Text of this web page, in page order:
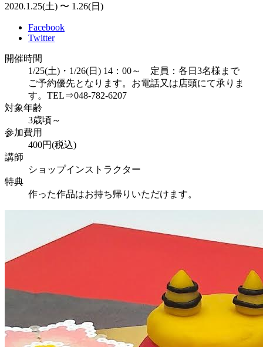
2020.1.25(土) 〜 1.26(日)
Facebook
Twitter
開催時間
1/25(土)・1/26(日) 14：00～ 定員：各日3名様まで
ご予約優先となります。お電話又は店頭にて承りま
す。TEL⇒048-782-6207
対象年齢
3歳頃～
参加費用
400円(税込)
講師
ショップインストラクター
特典
作った作品はお持ち帰りいただけます。